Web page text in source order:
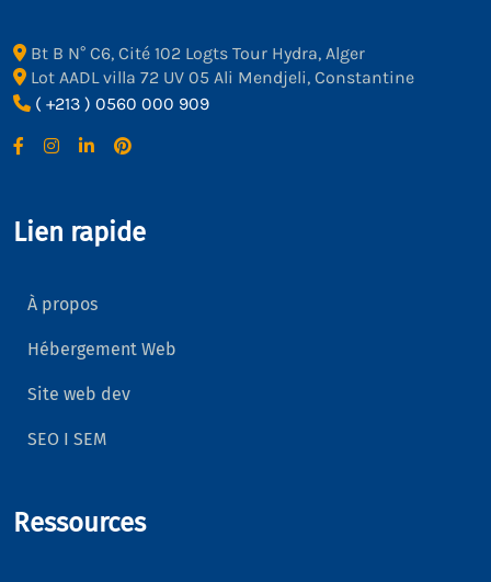
Bt B N° C6, Cité 102 Logts Tour Hydra, Alger
Lot AADL villa 72 UV 05 Ali Mendjeli, Constantine
( +213 ) 0560 000 909
Lien rapide
À propos
Hébergement Web
Site web dev
SEO I SEM
Ressources